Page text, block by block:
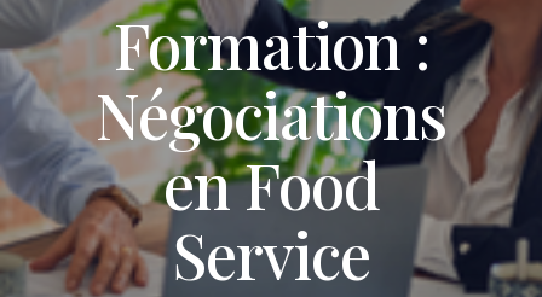
Formation :
Négociations
en Food
Service